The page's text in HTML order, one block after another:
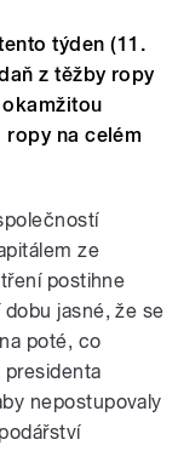
týden (11.
z těžby ropy
ropy na celém
ze
postihne
jasné, že se
poté, co
nepostupovaly